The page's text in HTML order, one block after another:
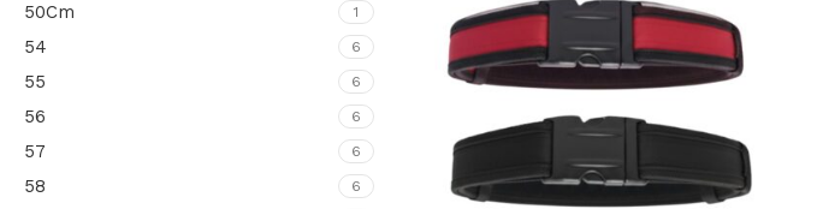
50Cm 1
54 6
55 6
56 6
57 6
58 6